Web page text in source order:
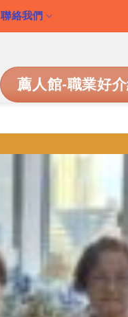
聯絡我們
薦人館-職業好